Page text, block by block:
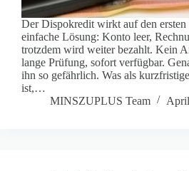
Der Dispokredit wirkt auf den
einfache Lösung: Konto leer,
trotzdem wird weiter bezahlt. Kein
lange Prüfung, sofort verfügbar.
ihn so gefährlich. Was als
ist,…
MINSZUPLUS Team